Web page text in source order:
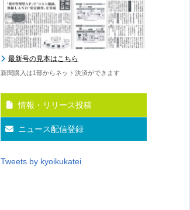
最新号の見本はこちら
新聞購入は1部からネット決済ができます
情報・リリース投稿
ニュース配信登録
Tweets by kyoikukatei